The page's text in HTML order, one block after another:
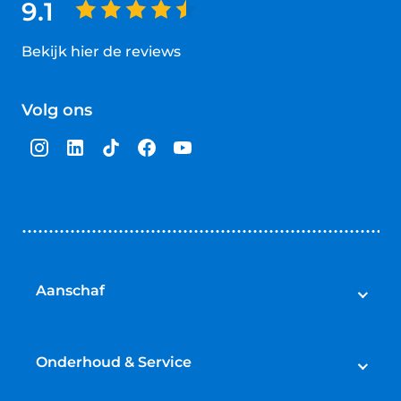
9.1
Bekijk hier de reviews
van
sterren
Volg ons
Aanschaf
Bedrijfswagens
Onderhoud & Service